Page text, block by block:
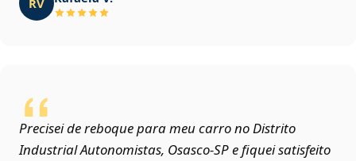
Precisei de reboque para meu carro no Distrito
Industrial Autonomistas, Osasco‑SP e fiquei satisfeito